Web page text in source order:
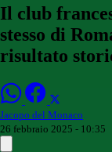
Il club
stesso di
risultato
Jacopo del Monaco
26 febbraio 2025 - 10:35